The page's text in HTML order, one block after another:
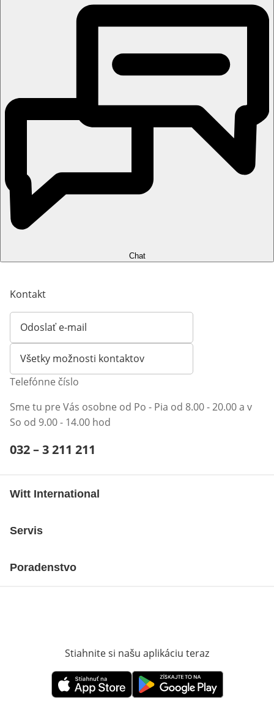
Chat
Kontakt
Odoslať e-mail
Otvorí e-mailového klienta
Všetky možnosti kontaktov
Telefónne číslo
Sme tu pre Vás osobne od Po - Pia od 8.00 - 20.00 a v
So od 9.00 - 14.00 hod
Telefónne číslo:
032 – 3 211 211
Witt International
Servis
Poradenstvo
Stiahnite si našu aplikáciu teraz
Otvorí sa vnovom okneOtvorí sa vnovom okne